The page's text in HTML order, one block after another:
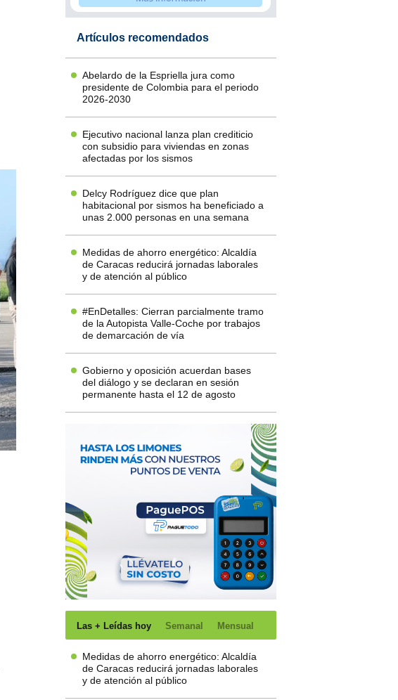
Artículos recomendados
Abelardo de la Espriella jura como
presidente de Colombia para el periodo
2026-2030
Ejecutivo nacional lanza plan crediticio
con subsidio para viviendas en zonas
afectadas por los sismos
Delcy Rodríguez dice que plan
habitacional por sismos ha beneficiado a
unas 2.000 personas en una semana
Medidas de ahorro energético: Alcaldía
de Caracas reducirá jornadas laborales
y de atención al público
#EnDetalles: Cierran parcialmente tramo
de la Autopista Valle-Coche por trabajos
de demarcación de vía
Gobierno y oposición acuerdan bases
del diálogo y se declaran en sesión
permanente hasta el 12 de agosto
Las + Leídas hoy Semanal Mensual
Medidas de ahorro energético: Alcaldía
de Caracas reducirá jornadas laborales
y de atención al público